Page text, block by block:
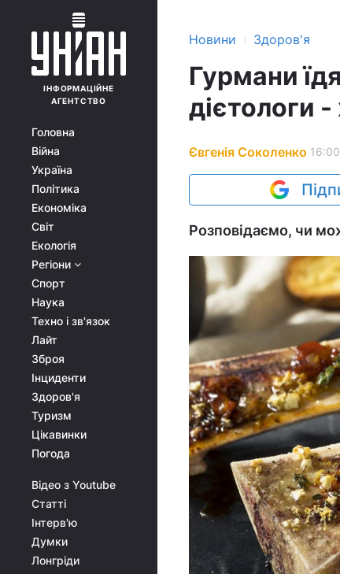
ІНФОРМАЦІЙНЕ
АГЕНТСТВО
Головна
Війна
Україна
Політика
Економіка
Світ
Екологія
Регіони
Спорт
Наука
Техно і зв'язок
Лайт
Зброя
Інциденти
Здоров'я
Туризм
Цікавинки
Погода
Відео з Youtube
Статті
Інтерв'ю
Думки
Лонгріди
Новини › Здоров'я
Гурмани
дієтологи
Євгенія Соколенко
Розповідаємо, чи